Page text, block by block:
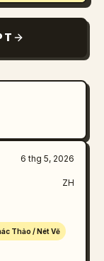
6 thg 5, 2026
ZH
Thảo / Nét Vẽ